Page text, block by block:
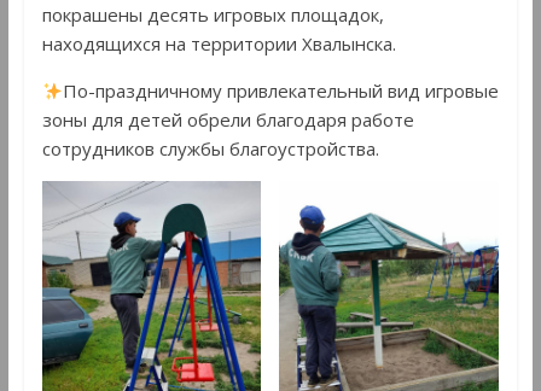
покрашены десять игровых площадок,
находящихся на территории Хвалынска.
По-праздничному привлекательный вид игровые
зоны для детей обрели благодаря работе
сотрудников службы благоустройства.